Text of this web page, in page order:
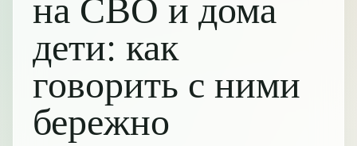
дети: как
говорить с ними
бережно